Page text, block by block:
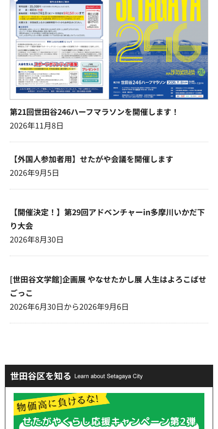
第21回世田谷246ハーフマラソンを開催します！
2026年11月8日
【外国人参加者用】せたがや会議を開催します
2026年9月5日
【開催決定！】第29回アドベンチャーin多摩川いかだ下
り大会
2026年8月30日
[世田谷文学館]企画展 やなせたかし展 人生はよろこばせ
ごっこ
2026年6月30日から2026年9月6日
世田谷区を知る